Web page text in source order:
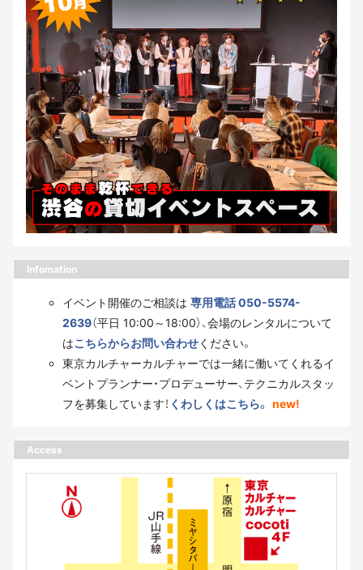
Infomation
イベント開催のご相談は 専用電話 050-5574-
2639（平日 10:00～18:00）、会場のレンタルについて
はこちらからお問い合わせください。
東京カルチャーカルチャーでは一緒に働いてくれるイ
ベントプランナー・プロデューサー、テクニカルスタッ
フを募集しています！ くわしくはこちら。 new!
Access